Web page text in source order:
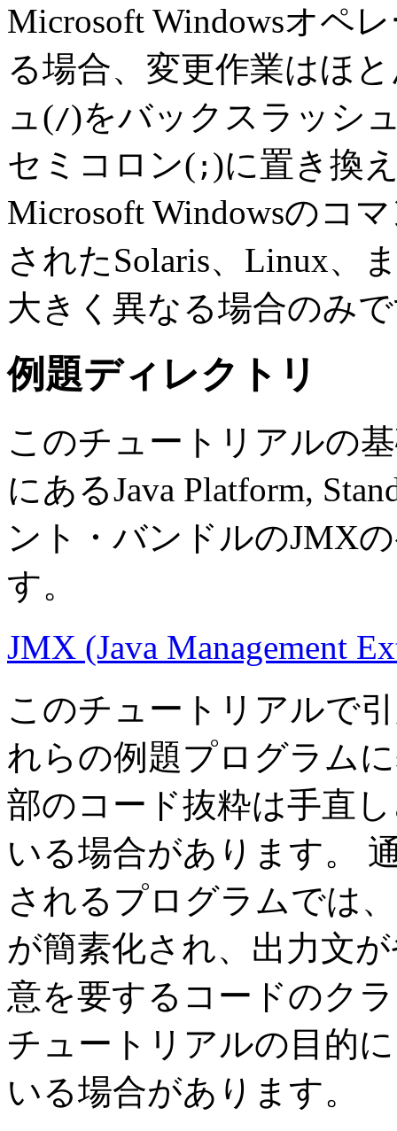
Microsoft Windowsオペ
る場合、変更作業はほ
ュ(/)をバックスラッシ
セミコロン( ; )に置き換
Microsoft Windowsのコ
されたSolaris、Linux、
大きく異なる場合のみ
例題ディレクトリ
このチュートリアルの
にあるJava Platform,
ント・バンドルのJMX
す。
JMX (Java Management
このチュートリアルで
れらの例題プログラム
部のコード抜粋は手直
いる場合があります。
されるプログラムでは
が簡素化され、出力文
意を要するコードのク
チュートリアルの目的
いる場合があります。